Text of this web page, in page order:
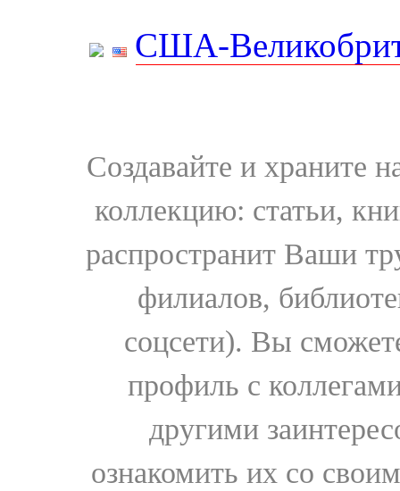
США-
Создавайте и храните
коллекцию: статьи,
распространит Ваши
филиалов,
соцсети). Вы
профиль с
другими
ознакомить их со